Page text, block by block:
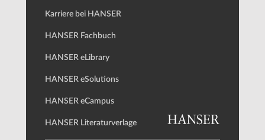
Karriere bei HANSER
HANSER Fachbuch
HANSER eLibrary
HANSER eSolutions
HANSER eCampus
HANSER Literaturverlage